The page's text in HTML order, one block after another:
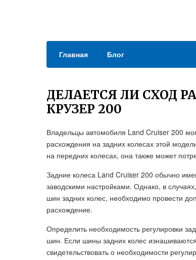
Главная Блог
ДЕЛАЕТСЯ ЛИ СХОД
КРУЗЕР 200
Владельцы автомобиля Land Cruiser 200
расхождения на задних колесах этой
на передних колесах, она также может
Задние колеса Land Cruiser 200 обычно
заводскими настройками. Однако, в
шин задних колес, необходимо провести
расхождение.
Определить необходимость регулировки
шин. Если шины задних колес
свидетельствовать о необходимости